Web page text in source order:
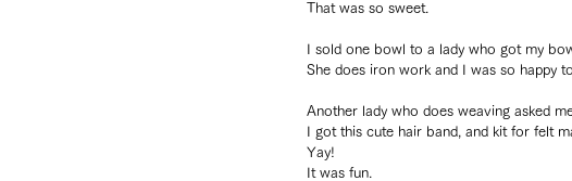
That was so sweet.
I sold one bowl to a lady who got my
She does iron work and I was so happy
Another lady who does weaving asked
I got this cute hair band, and kit for felt
Yay!
It was fun.